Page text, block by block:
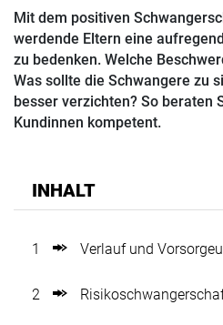
Mit dem positiven
werdende Eltern eine
zu bedenken. Welche
Was sollte die Schwangere zu
besser verzichten? So beraten
Kundinnen kompetent.
INHALT
1 Verlauf und
2